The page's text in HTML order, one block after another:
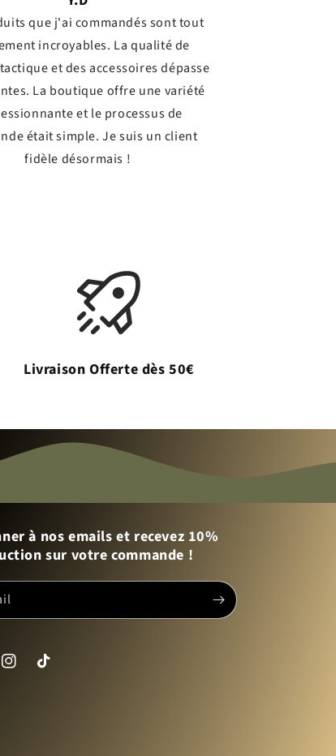
que j'ai commandés sont tout
incroyables. La qualité de
et des accessoires dépasse
La boutique offre une variété
et le processus de
était simple. Je suis un client
fidèle désormais !
Livraison Offerte dès 50€
à nos emails et recevez 10%
sur votre commande !
InstagramTikTok